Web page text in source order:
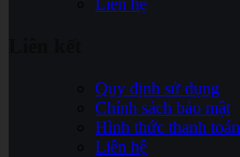
Liên hệ
Quy định sử dụng
Chính sách bảo mật
Hình thức thanh toán
Liên hệ